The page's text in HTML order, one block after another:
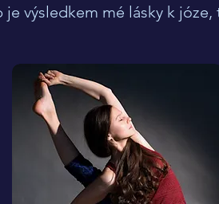
je výsledkem mé lásky k